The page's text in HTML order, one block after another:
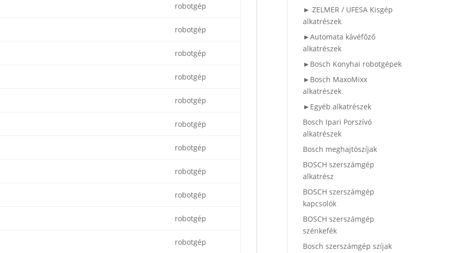
robotgép
robotgép
robotgép
robotgép
robotgép
robotgép
robotgép
robotgép
robotgép
robotgép
robotgép
► ZELMER / UFESA Kisgép
alkatrészek
►Automata kávéfőző
alkatrészek
►Bosch Konyhai robotgépek
►Bosch MaxoMixx
alkatrészek
►Egyéb alkatrészek
Bosch Ipari Porszívó
alkatrészek
Bosch meghajtószíjak
BOSCH szerszámgép
alkatrész
BOSCH szerszámgép
kapcsolók
BOSCH szerszámgép
szénkefék
Bosch szerszámgép szíjak